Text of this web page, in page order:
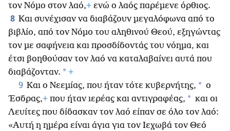
τον Νόμο στον λαό,+ ενώ ο λαός παρέμενε όρθιος.
8 Και συνέχισαν να διαβάζουν μεγαλόφωνα από το
βιβλίο, από τον Νόμο του αληθινού Θεού, εξηγώντας
τον με σαφήνεια και προσδίδοντάς του νόημα, και
έτσι βοηθούσαν τον λαό να καταλαβαίνει αυτά που
διαβάζονταν. * +
9 Και ο Νεεμίας, που ήταν τότε κυβερνήτης, * ο
Έσδρας,+ που ήταν ιερέας και αντιγραφέας, * και οι
Λευίτες που δίδασκαν τον λαό είπαν σε όλο τον λαό:
«Αυτή η ημέρα είναι άγια για τον Ιεχωβά τον Θεό